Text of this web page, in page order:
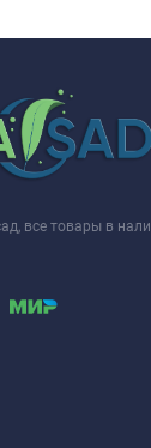
все товары в